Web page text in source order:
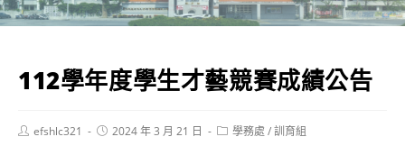
112學年度學生才藝競賽成績公告
Postefshlc321
Post2024 年 3 月 21 日
Post學務處 /訓育組